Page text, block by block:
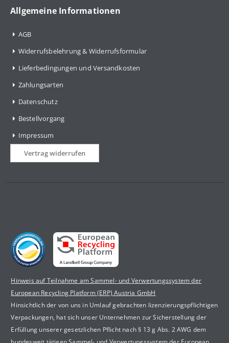
Allgemeine Informationen
AGB
Widerrufsbelehrung & Widerrufsformular
Lieferbedingungen und Versandkosten
Zahlungsarten
Datenschutz
Bestellvorgang
Impressum
Vertrag widerrufen
Hinweis auf Teilnahme am Sammel- und Verwertungssystem der
European Recycling Platform (ERP) Austria GmbH
Hinsichtlich der von uns in Umlauf gebrachten lizenzierungspflichtigen
Verpackungen, hat sich unser Unternehmen zur Sicherstellung der
Erfüllung unserer gesetzlichen Pflicht nach § 13 g Abs. 2 AWG dem